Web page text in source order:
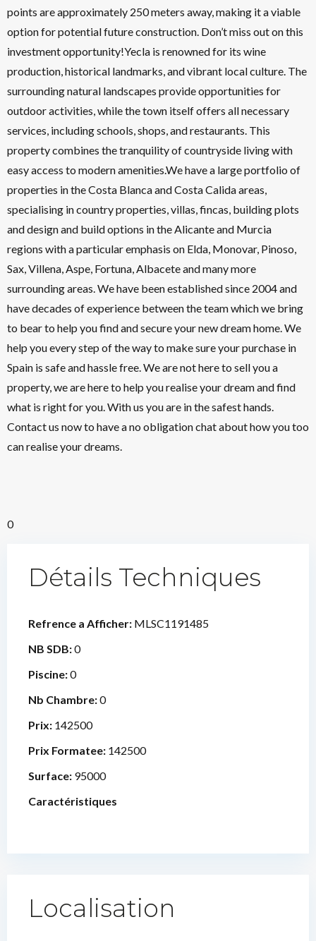
points are approximately 250 meters away, making it a viable
option for potential future construction. Don’t miss out on this
investment opportunity!Yecla is renowned for its wine
production, historical landmarks, and vibrant local culture. The
surrounding natural landscapes provide opportunities for
outdoor activities, while the town itself offers all necessary
services, including schools, shops, and restaurants. This
property combines the tranquility of countryside living with
easy access to modern amenities.We have a large portfolio of
properties in the Costa Blanca and Costa Calida areas,
specialising in country properties, villas, fincas, building plots
and design and build options in the Alicante and Murcia
regions with a particular emphasis on Elda, Monovar, Pinoso,
Sax, Villena, Aspe, Fortuna, Albacete and many more
surrounding areas. We have been established since 2004 and
have decades of experience between the team which we bring
to bear to help you find and secure your new dream home. We
help you every step of the way to make sure your purchase in
Spain is safe and hassle free. We are not here to sell you a
property, we are here to help you realise your dream and find
what is right for you. With us you are in the safest hands.
Contact us now to have a no obligation chat about how you too
can realise your dreams.
0
Détails Techniques
Refrence a Afficher: MLSC1191485
NB SDB:0
Piscine:0
Nb Chambre:0
Prix: 142500
Prix Formatee: 142500
Surface: 95000
Caractéristiques
Localisation